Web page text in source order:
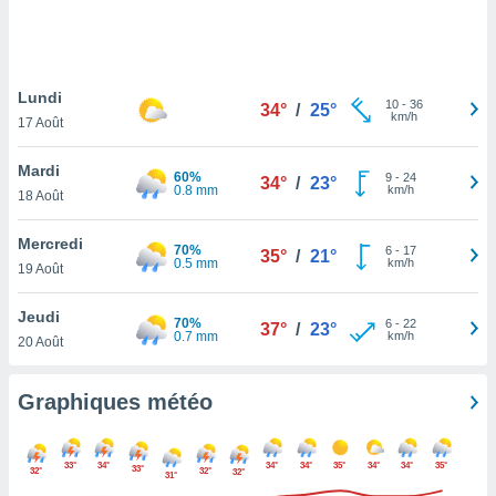
pas
de
à
cas,
que
sur le
ne
Lundi
17 Août
34° / 25° 10- 36
km/h
Mardi
18 Août
60%
0.8 mm
34° / 23° 9- 24
km/h
Mercredi
19 Août
70%
0.5 mm
35° / 21° 6- 17
km/h
Jeudi
20 Août
70%
0.7 mm
37° / 23° 6- 22
km/h
Graphiques météo
32°
33° 34° 33°
31° 32° 32°
34° 34° 35° 34° 34° 35°